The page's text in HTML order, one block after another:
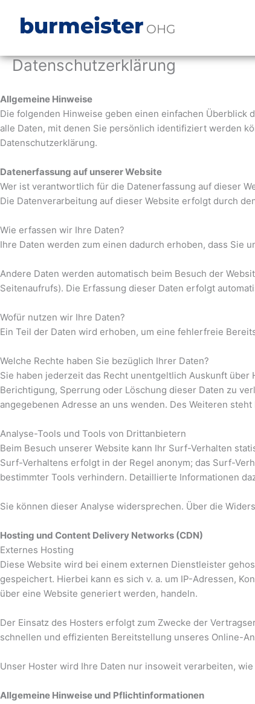
Inhalt
springenburmeisterOHG
Datenschutzerklärung
Allgemeine Hinweise
Die folgenden Hinweise geben einen einfachen Überblick
alle Daten, mit denen Sie persönlich identifiziert werden
Datenschutzerklärung.
Datenerfassung auf unserer Website
Wer ist verantwortlich für die Datenerfassung auf dieser
Die Datenverarbeitung auf dieser Website erfolgt durch
Wie erfassen wir Ihre Daten?
Ihre Daten werden zum einen dadurch erhoben, dass Sie
Andere Daten werden automatisch beim Besuch der
Seitenaufrufs). Die Erfassung dieser Daten erfolgt
Wofür nutzen wir Ihre Daten?
Ein Teil der Daten wird erhoben, um eine fehlerfreie
Welche Rechte haben Sie bezüglich Ihrer Daten?
Sie haben jederzeit das Recht unentgeltlich Auskunft
Berichtigung, Sperrung oder Löschung dieser Daten zu
angegebenen Adresse an uns wenden. Des Weiteren
Analyse-Tools und Tools von Drittanbietern
Beim Besuch unserer Website kann Ihr Surf-Verhalten
Surf-Verhaltens erfolgt in der Regel anonym; das Surf-
bestimmter Tools verhindern. Detaillierte Informationen
Sie können dieser Analyse widersprechen. Über die
Hosting und Content Delivery Networks (CDN)
Externes Hosting
Diese Website wird bei einem externen Dienstleister
gespeichert. Hierbei kann es sich v. a. um IP-Adressen,
über eine Website generiert werden, handeln.
Der Einsatz des Hosters erfolgt zum Zwecke der
schnellen und effizienten Bereitstellung unseres Online-
Unser Hoster wird Ihre Daten nur insoweit verarbeiten,
Allgemeine Hinweise und Pflichtinformationen